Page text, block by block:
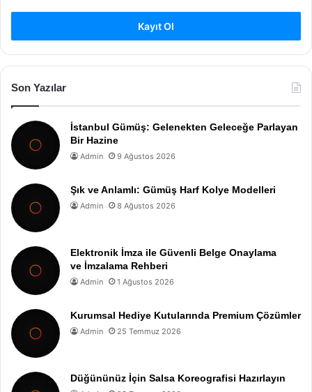
Kayıt Ol
Son Yazılar
İstanbul Gümüş: Gelenekten Geleceğe Parlayan
Bir Hazine
Admin 9 Ağustos 2026
Şık ve Anlamlı: Gümüş Harf Kolye Modelleri
Admin 8 Ağustos 2026
Elektronik İmza ile Güvenli Belge Onaylama
ve İmzalama Rehberi
Admin 1 Ağustos 2026
Kurumsal Hediye Kutularında Premium Çözümler
Admin 25 Temmuz 2026
Düğününüz İçin Salsa Koreografisi Hazırlayın